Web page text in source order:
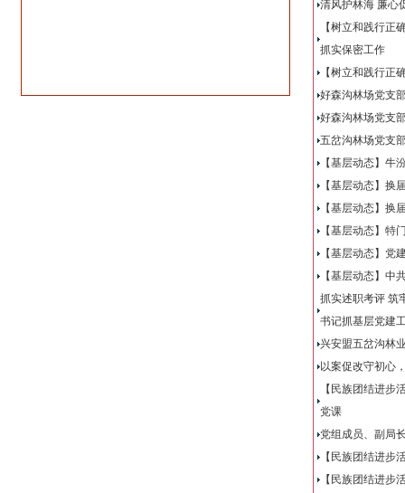
清风护林海 廉心
【树立和践行正
抓实保密工作
【树立和践行正
好森沟林场党支
好森沟林场党支
五岔沟林场党支
【基层动态】牛
【基层动态】
【基层动态】换
【基层动态】特
【基层动态】
【基层动态】中
抓实述职考评 筑
书记抓基层党建
兴安盟五岔沟林
以案促改守初心
【民族团结进步
党课
党组成员、副局
【民族团结进步
【民族团结进